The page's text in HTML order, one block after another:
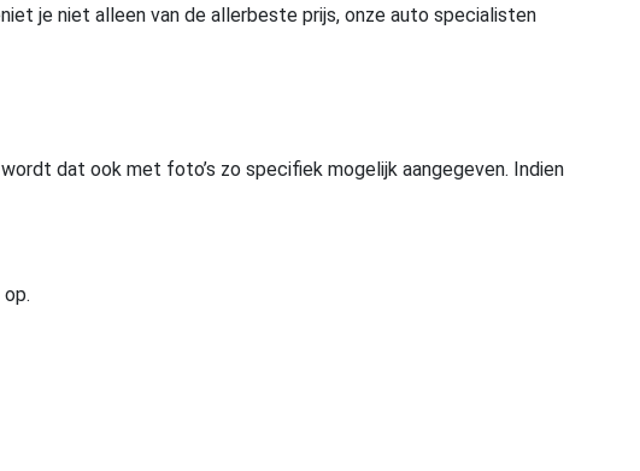
je niet alleen van de allerbeste prijs, onze auto specialisten
dat ook met foto’s zo specifiek mogelijk aangegeven. Indien